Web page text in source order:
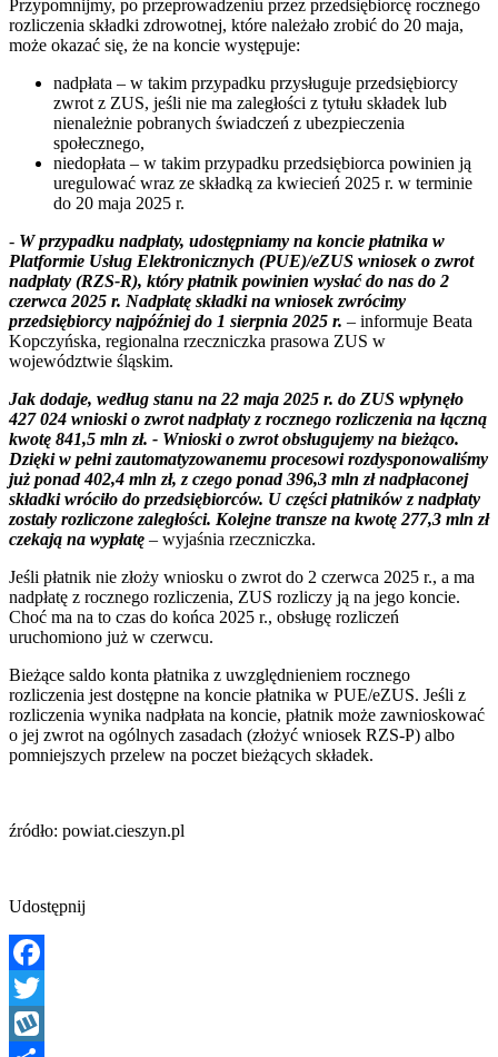
Przypomnijmy, po przeprowadzeniu przez przedsiębiorcę rocznego
rozliczenia składki zdrowotnej, które należało zrobić do 20 maja,
może okazać się, że na koncie występuje:
nadpłata – w takim przypadku przysługuje przedsiębiorcy
zwrot z ZUS, jeśli nie ma zaległości z tytułu składek lub
nienależnie pobranych świadczeń z ubezpieczenia
społecznego,
niedopłata – w takim przypadku przedsiębiorca powinien ją
uregulować wraz ze składką za kwiecień 2025 r. w terminie
do 20 maja 2025 r.
- W przypadku nadpłaty, udostępniamy na koncie płatnika w
Platformie Usług Elektronicznych (PUE)/eZUS wniosek o zwrot
nadpłaty (RZS-R), który płatnik powinien wysłać do nas do 2
czerwca 2025 r. Nadpłatę składki na wniosek zwrócimy
przedsiębiorcy najpóźniej do 1 sierpnia 2025 r. – informuje Beata
Kopczyńska, regionalna rzeczniczka prasowa ZUS w
województwie śląskim.
Jak dodaje, według stanu na 22 maja 2025 r. do ZUS wpłynęło
427 024 wnioski o zwrot nadpłaty z rocznego rozliczenia na łączną
kwotę 841,5 mln zł. - Wnioski o zwrot obsługujemy na bieżąco.
Dzięki w pełni zautomatyzowanemu procesowi rozdysponowaliśmy
już ponad 402,4 mln zł, z czego ponad 396,3 mln zł nadpłaconej
składki wróciło do przedsiębiorców. U części płatników z nadpłaty
zostały rozliczone zaległości. Kolejne transze na kwotę 277,3 mln zł
czekają na wypłatę – wyjaśnia rzeczniczka.
Jeśli płatnik nie złoży wniosku o zwrot do 2 czerwca 2025 r., a ma
nadpłatę z rocznego rozliczenia, ZUS rozliczy ją na jego koncie.
Choć ma na to czas do końca 2025 r., obsługę rozliczeń
uruchomiono już w czerwcu.
Bieżące saldo konta płatnika z uwzględnieniem rocznego
rozliczenia jest dostępne na koncie płatnika w PUE/eZUS. Jeśli z
rozliczenia wynika nadpłata na koncie, płatnik może zawnioskować
o jej zwrot na ogólnych zasadach (złożyć wniosek RZS-P) albo
pomniejszych przelew na poczet bieżących składek.
źródło: powiat.cieszyn.pl
Udostępnij
Facebook
Twitter